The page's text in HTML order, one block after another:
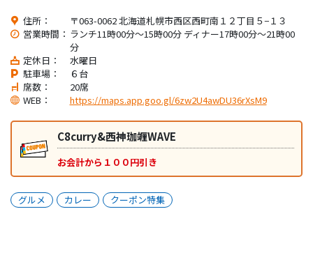
住所：
〒063-0062 北海道札幌市西区西町南１２丁目５−１３
営業時間： ランチ11時00分～15時00分 ディナー17時00分～21時00
分
定休日：
水曜日
駐車場：
６台
席数：
20席
WEB：
https://maps.app.goo.gl/6zw2U4awDU36rXsM9
C8curry&西神珈竰WAVE
お会計から１００円引き
グルメ カレー クーポン特集